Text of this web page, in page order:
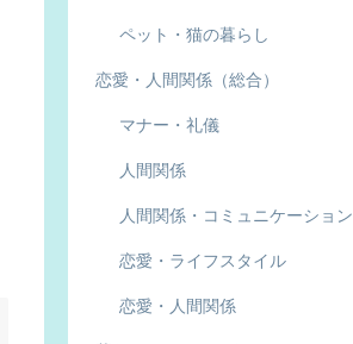
ペット・猫の暮らし
恋愛・人間関係（総合）
マナー・礼儀
人間関係
人間関係・コミュニケーション
恋愛・ライフスタイル
恋愛・人間関係